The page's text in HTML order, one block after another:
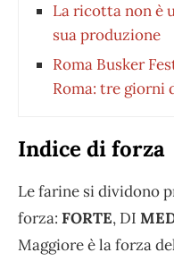
La ricotta non è
sua produzione
Roma Busker
Roma: tre giorni
Indice di forza
Le farine si dividono
forza: FORTE, DI
Maggiore è la forza